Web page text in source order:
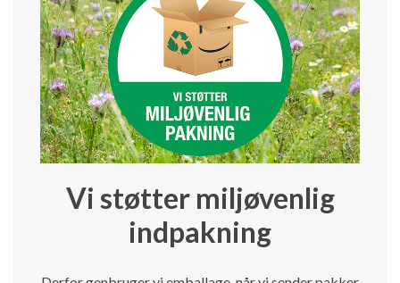
Vi støtter miljøvenlig
indpakning